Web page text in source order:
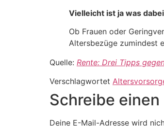
Vielleicht ist ja was
Ob Frauen oder
Altersbezüge zumindest
Quelle: Rente: Drei Tipps
Verschlagwortet
Schreibe
Deine E-Mail-Adresse wird